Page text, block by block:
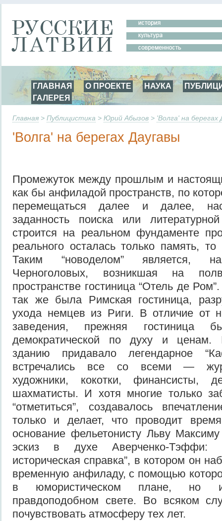
ГЛАВНАЯ О ПРОЕКТЕ НАУКА
ГАЛЕРЕЯ
Главная > Публицистика > Юрий Абызов > 'Волга' на берегах
'Волга' на берегах Даугавы
Промежуток между прошлым и
как бы анфиладой пространств, по
перемещаться далее и далее,
заданность поиска или
строится на реальном фундаменте
реального осталась только память,
Таким “новоделом” является,
Черноголовых, возникшая на
пространстве гостиница “Отель де
так же была Римская гостиница,
ухода немцев из Риги. В отличие от
заведения, прежняя гостиница
демократической по духу и ценам.
зданию придавало легендарное
встречались все со всеми —
художники, кокотки, финансисты,
шахматисты. И хотя многие только
“отметиться”, создавалось
только и делает, что проводит
основание фельетонисту Льву
эскиз в духе Аверченко-Тэффи:
историческая справка”, в котором он
временную анфиладу, с помощью
в юмористическом плане, но
правдоподобном свете. Во всяком
почувствовать атмосферу тех лет.